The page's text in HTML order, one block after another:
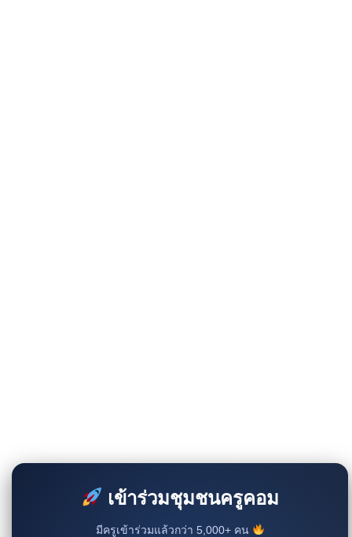
เข้าร่วมชุมชนครูคอม
มีครูเข้าร่วมแล้วกว่า 5,000+ คน